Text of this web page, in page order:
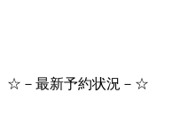
☆－最新予約状況－☆